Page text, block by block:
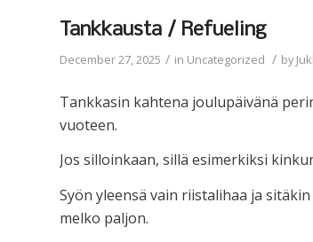
Tankkausta / Refueling
December 27, 2025 / in Uncategorized / by
Tankkasin kahtena joulupäivänä
vuoteen.
Jos silloinkaan, sillä esimerkiksi
Syön yleensä vain riistalihaa ja
melko paljon.